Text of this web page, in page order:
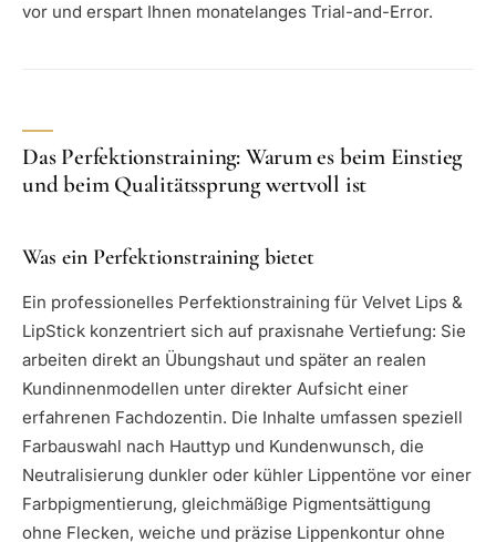
vor und erspart Ihnen monatelanges Trial-and-Error.
Das Perfektionstraining: Warum es beim Einstieg
und beim Qualitätssprung wertvoll ist
Was ein Perfektionstraining bietet
Ein professionelles Perfektionstraining für Velvet Lips &
LipStick konzentriert sich auf praxisnahe Vertiefung: Sie
arbeiten direkt an Übungshaut und später an realen
Kundinnenmodellen unter direkter Aufsicht einer
erfahrenen Fachdozentin. Die Inhalte umfassen speziell
Farbauswahl nach Hauttyp und Kundenwunsch, die
Neutralisierung dunkler oder kühler Lippentöne vor einer
Farbpigmentierung, gleichmäßige Pigmentsättigung
ohne Flecken, weiche und präzise Lippenkontur ohne